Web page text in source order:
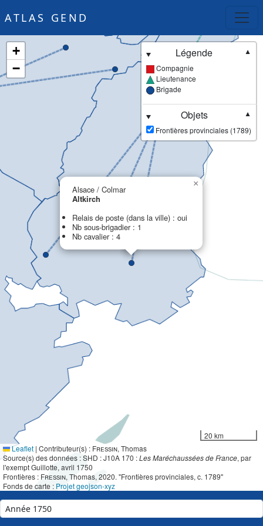
ATLAS GEND
Alsace / Colmar
Altkirch
Relais de poste (dans la ville) : oui
Nb sous-brigadier : 1
Nb cavalier : 4
×
+
−
Légende
▼
Compagnie
Lieutenance
Brigade
Objets
▼
Frontières provinciales (1789)
20 km
Leaflet | Contributeur(s) : Fressin, Thomas
Source(s) des données : SHD : J10A 170 :Les Maréchaussées de France, par
l'exempt Guillotte, avril 1750
Frontières : Fressin, Thomas, 2020. "Frontières provinciales, c. 1789"
Fonds de carte : Projet geojson-xyz